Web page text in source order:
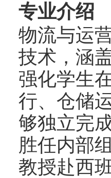
专业介绍
物流与运
技术，涵
强化学生
行、仓储
够独立完
胜任内部
教授赴西